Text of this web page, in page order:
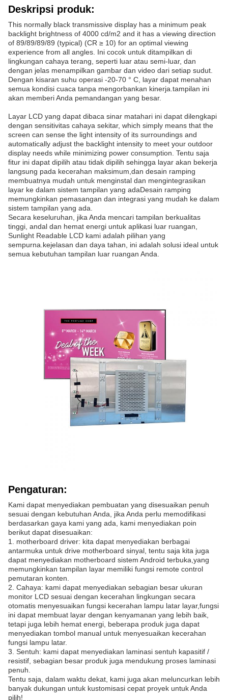
Deskripsi produk:
This normally black transmissive display has a minimum peak
backlight brightness of 4000 cd/m2 and it has a viewing direction
of 89/89/89/89 (typical) (CR ≥ 10) for an optimal viewing
experience from all angles. Ini cocok untuk ditampilkan di
lingkungan cahaya terang, seperti luar atau semi-luar, dan
dengan jelas menampilkan gambar dan video dari setiap sudut.
Dengan kisaran suhu operasi -20-70 ° C, layar dapat menahan
semua kondisi cuaca tanpa mengorbankan kinerja.tampilan ini
akan memberi Anda pemandangan yang besar.
Layar LCD yang dapat dibaca sinar matahari ini dapat dilengkapi
dengan sensitivitas cahaya sekitar, which simply means that the
screen can sense the light intensity of its surroundings and
automatically adjust the backlight intensity to meet your outdoor
display needs while minimizing power consumption. Tentu saja
fitur ini dapat dipilih atau tidak dipilih sehingga layar akan bekerja
langsung pada kecerahan maksimum,dan desain ramping
membuatnya mudah untuk menginstal dan mengintegrasikan
layar ke dalam sistem tampilan yang adaDesain ramping
memungkinkan pemasangan dan integrasi yang mudah ke dalam
sistem tampilan yang ada.
Secara keseluruhan, jika Anda mencari tampilan berkualitas
tinggi, andal dan hemat energi untuk aplikasi luar ruangan,
Sunlight Readable LCD kami adalah pilihan yang
sempurna.kejelasan dan daya tahan, ini adalah solusi ideal untuk
semua kebutuhan tampilan luar ruangan Anda.
Pengaturan:
Kami dapat menyediakan pembuatan yang disesuaikan penuh
sesuai dengan kebutuhan Anda, jika Anda perlu memodifikasi
berdasarkan gaya kami yang ada, kami menyediakan poin
berikut dapat disesuaikan:
1. motherboard driver: kita dapat menyediakan berbagai
antarmuka untuk drive motherboard sinyal, tentu saja kita juga
dapat menyediakan motherboard sistem Android terbuka,yang
memungkinkan tampilan layar memiliki fungsi remote control
pemutaran konten.
2. Cahaya: kami dapat menyediakan sebagian besar ukuran
monitor LCD sesuai dengan kecerahan lingkungan secara
otomatis menyesuaikan fungsi kecerahan lampu latar layar,fungsi
ini dapat membuat layar dengan kenyamanan yang lebih baik,
tetapi juga lebih hemat energi, beberapa produk juga dapat
menyediakan tombol manual untuk menyesuaikan kecerahan
fungsi lampu latar.
3. Sentuh: kami dapat menyediakan laminasi sentuh kapasitif /
resistif, sebagian besar produk juga mendukung proses laminasi
penuh.
Tentu saja, dalam waktu dekat, kami juga akan meluncurkan lebih
banyak dukungan untuk kustomisasi cepat proyek untuk Anda
pilih!